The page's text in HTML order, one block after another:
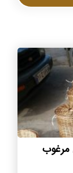
مرغوب